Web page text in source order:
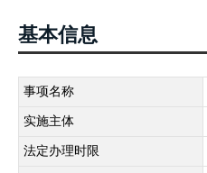
基本信息
事项名称
实施主体
法定办理时限